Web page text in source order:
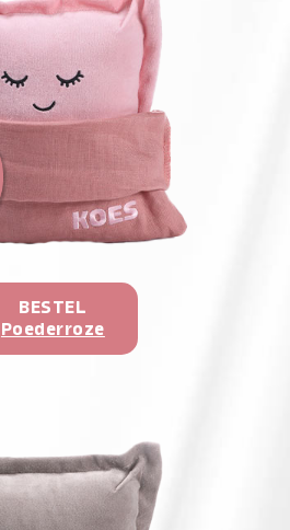
BESTEL
Poederroze